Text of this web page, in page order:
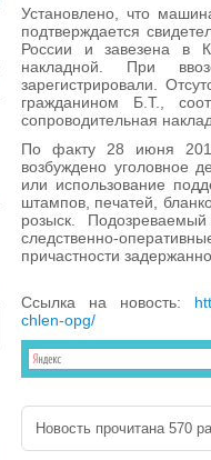
Установлено, что
подтверждается
России и завезена в
накладной. При
зарегистрировали.
гражданином Б.Т.,
сопроводительная
По факту 28 июня
возбуждено уголовное
или использование
штампов, печатей,
розыск.
следственно-
причастности
Ссылка на новость:
chlen-opg/
Новость прочитана 570